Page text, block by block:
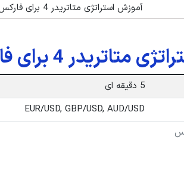
آموزش استراتژی متاتریدر 4 برای فارکس
4 برای فارکس
5 دقیقه ای
EUR/USD, GBP/USD, AUD/USD